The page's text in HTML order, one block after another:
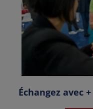
Échangez avec